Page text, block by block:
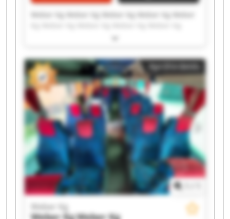
Weber Kg Weber Kg Weber Kg Weber Kg Weber
Weber Kg Weber Kg
Apróhirdetés
Weber Kg